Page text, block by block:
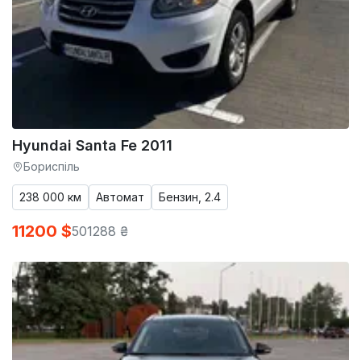
Hyundai Santa Fe 2011
Бориспіль
238 000 км Автомат Бензин, 2.4
11200 $501288 ₴